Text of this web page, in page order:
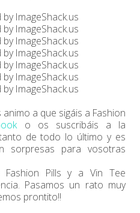
a que sigáis a Fashion
o os suscribáis a la
de todo lo último y es
sorpresas para vosotras
Fashion Pills y a Vin Tee
Pasamos un rato muy
prontito!!